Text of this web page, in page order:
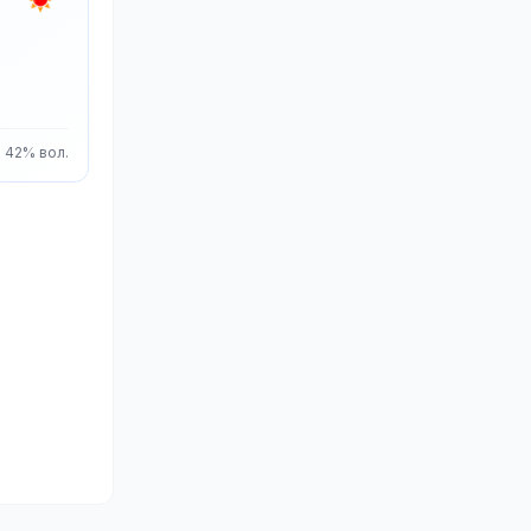
42% вол.